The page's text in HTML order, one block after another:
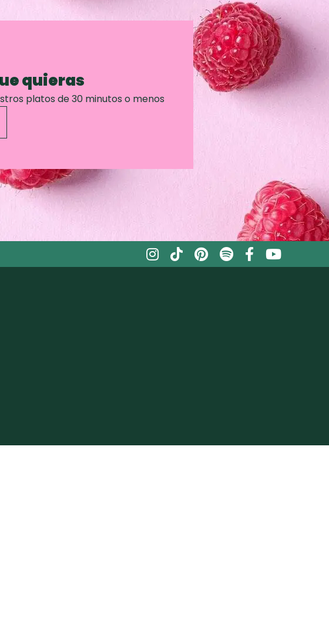
quieras
platos de 30 minutos o menos